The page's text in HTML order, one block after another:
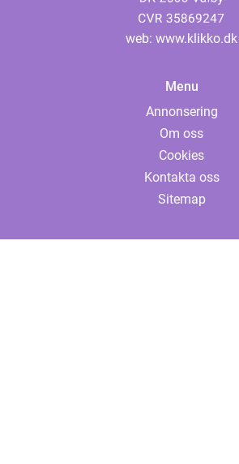
web: www.klikko.dk
Menu
Annonsering
Om oss
Cookies
Kontakta oss
Sitemap